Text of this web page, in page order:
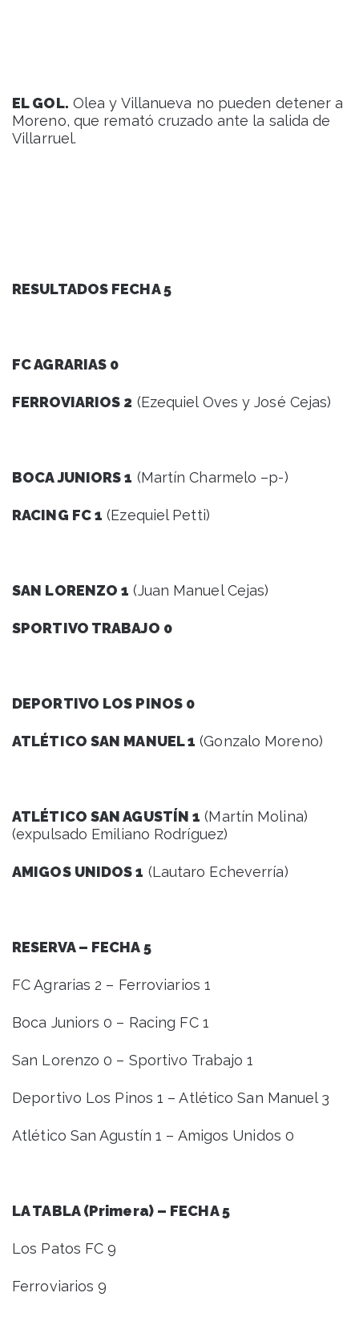
EL GOL. Olea y Villanueva no pueden detener a
Moreno, que remató cruzado ante la salida de
Villarruel.
RESULTADOS FECHA 5
FC AGRARIAS 0
FERROVIARIOS 2 (Ezequiel Oves y José Cejas)
BOCA JUNIORS 1 (Martín Charmelo –p-)
RACING FC 1 (Ezequiel Petti)
SAN LORENZO 1 (Juan Manuel Cejas)
SPORTIVO TRABAJO 0
DEPORTIVO LOS PINOS 0
ATLÉTICO SAN MANUEL 1 (Gonzalo Moreno)
ATLÉTICO SAN AGUSTÍN 1 (Martín Molina)
(expulsado Emiliano Rodríguez)
AMIGOS UNIDOS 1 (Lautaro Echeverría)
RESERVA – FECHA 5
FC Agrarias 2 – Ferroviarios 1
Boca Juniors 0 – Racing FC 1
San Lorenzo 0 – Sportivo Trabajo 1
Deportivo Los Pinos 1 – Atlético San Manuel 3
Atlético San Agustín 1 – Amigos Unidos 0
LA TABLA (Primera) – FECHA 5
Los Patos FC 9
Ferroviarios 9